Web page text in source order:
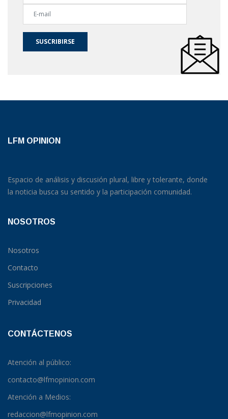
SUSCRIBIRSE
LFM OPINION
Espacio de análisis y discusión plural, libre y tolerante, donde
la noticia busca su sentido y la participación comunidad.
NOSOTROS
Nosotros
Contacto
Suscripciones
Privacidad
CONTÁCTENOS
Atención al público:
contacto@lfmopinion.com
Atención a Medios:
redaccion@lfmopinion.com